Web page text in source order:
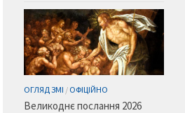
ОГЛЯД ЗМІ / ОФІЦІЙНО
Великоднє послання 2026